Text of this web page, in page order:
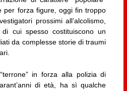
per forza figure, oggi fin troppo
prossimi all’alcolismo,
cui spesso costituiscono un
da complesse storie di traumi
in forza alla polizia di
di età, ha sì qualche